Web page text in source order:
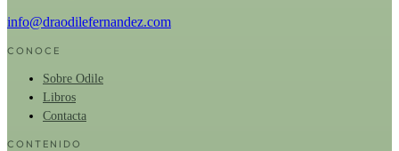
info@draodilefernandez.com
CONOCE
Sobre Odile
Libros
Contacta
CONTENIDO